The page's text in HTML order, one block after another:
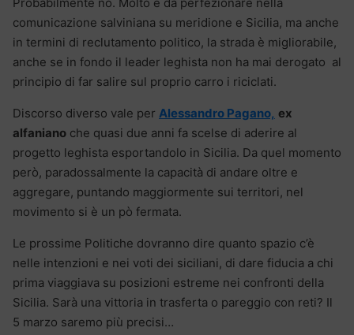
comunicazione salviniana su meridione e Sicilia, ma anche
in termini di reclutamento politico, la strada è migliorabile,
anche se in fondo il leader leghista non ha mai derogato al
principio di far salire sul proprio carro i riciclati.
Discorso diverso vale per Alessandro Pagano, ex
alfaniano che quasi due anni fa scelse di aderire al
progetto leghista esportandolo in Sicilia. Da quel momento
però, paradossalmente la capacità di andare oltre e
aggregare, puntando maggiormente sui territori, nel
movimento si è un pò fermata.
Le prossime Politiche dovranno dire quanto spazio c’è
nelle intenzioni e nei voti dei siciliani, di dare fiducia a chi
prima viaggiava su posizioni estreme nei confronti della
Sicilia. Sarà una vittoria in trasferta o pareggio con reti? Il
5 marzo saremo più precisi…